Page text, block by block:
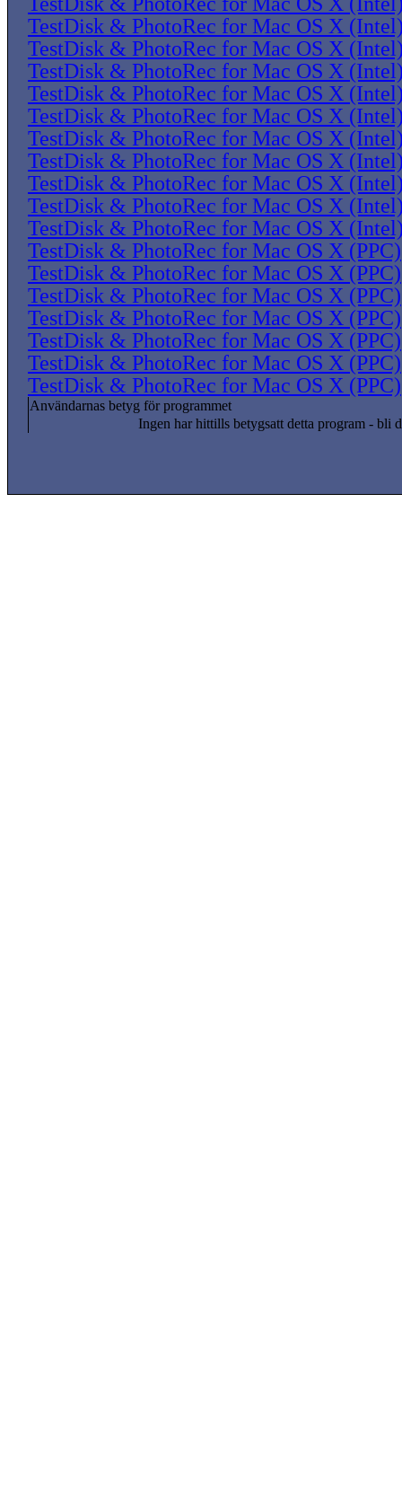
TestDisk & PhotoRec for Mac OS X
TestDisk & PhotoRec for Mac OS X
TestDisk & PhotoRec for Mac OS X
TestDisk & PhotoRec for Mac OS X
TestDisk & PhotoRec for Mac OS X
TestDisk & PhotoRec for Mac OS X
TestDisk & PhotoRec for Mac OS X
TestDisk & PhotoRec for Mac OS X
TestDisk & PhotoRec for Mac OS X
TestDisk & PhotoRec for Mac OS X
TestDisk & PhotoRec for Mac OS X (PPC)
TestDisk & PhotoRec for Mac OS X (PPC)
TestDisk & PhotoRec for Mac OS X (PPC)
TestDisk & PhotoRec for Mac OS X (PPC)
TestDisk & PhotoRec for Mac OS X (PPC)
TestDisk & PhotoRec for Mac OS X (PPC)
TestDisk & PhotoRec for Mac OS X (PPC)
Användarnas betyg för programmet
Ingen har hittills betygsatt detta program - bli